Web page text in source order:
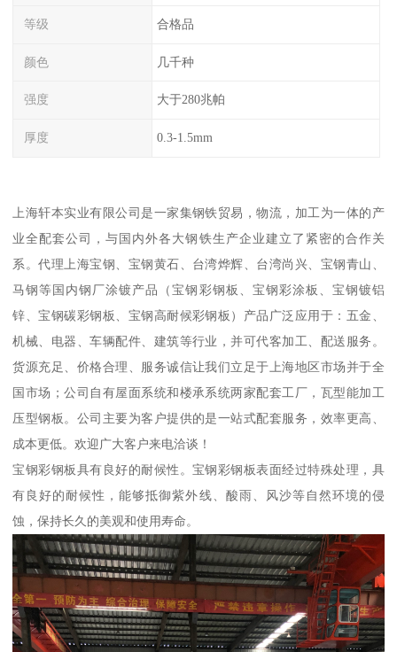
等级 合格品
颜色 几千种
强度 大于280兆帕
厚度 0.3-1.5mm
上海轩本实业有限公司是一家集钢铁贸易，物流，加工为一体的产
业全配套公司，与国内外各大钢铁生产企业建立了紧密的合作关
系。代理上海宝钢、宝钢黄石、台湾烨辉、台湾尚兴、宝钢青山、
马钢等国内钢厂涂镀产品（宝钢彩钢板、宝钢彩涂板、宝钢镀铝
锌、宝钢碳彩钢板、宝钢高耐候彩钢板）产品广泛应用于：五金、
机械、电器、车辆配件、建筑等行业，并可代客加工、配送服务。
货源充足、价格合理、服务诚信让我们立足于上海地区市场并于全
国市场；公司自有屋面系统和楼承系统两家配套工厂，瓦型能加工
压型钢板。公司主要为客户提供的是一站式配套服务，效率更高、
成本更低。欢迎广大客户来电洽谈！
宝钢彩钢板具有良好的耐候性。宝钢彩钢板表面经过特殊处理，具
有良好的耐候性，能够抵御紫外线、酸雨、风沙等自然环境的侵
蚀，保持长久的美观和使用寿命。